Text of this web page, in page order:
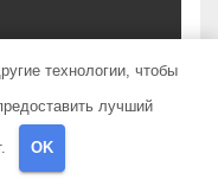
музыка
технологии, чтобы
лучший
OK